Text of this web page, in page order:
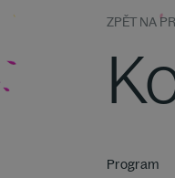
ZPĚT NA
Program